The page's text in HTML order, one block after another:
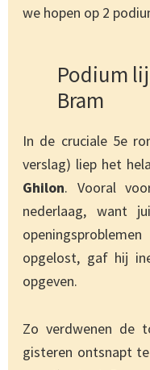
we hopen op 2
Podium
Bram
In de cruciale 5e
verslag) liep het
Ghilon. Vooral
nederlaag, want
opgelost, gaf hij
opgeven.
Zo verdwenen de
gisteren ontsnapt